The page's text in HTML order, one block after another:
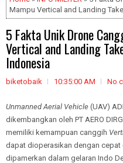
Mampu Vertical and Landing
5 Fakta Unik Drone
Vertical and Landing
Indonesia
biketobaik 10:35:00 AM No
Unmanned Aerial Vehicle (UAV)
dikembangkan oleh PT AERO
memiliki kemampuan canggih
dapat dioperasikan dengan cepat
dipamerkan dalam gelaran Indo